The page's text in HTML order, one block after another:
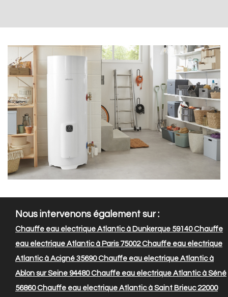
Nous intervenons également sur :
Chauffe eau electrique Atlantic à Dunkerque 59140Chauffe
eau electrique Atlantic à Paris 75002Chauffe eau electrique
Atlantic à Acigné 35690Chauffe eau electrique Atlantic à
Ablon sur Seine 94480Chauffe eau electrique Atlantic à Séné
56860Chauffe eau electrique Atlantic à Saint Brieuc 22000